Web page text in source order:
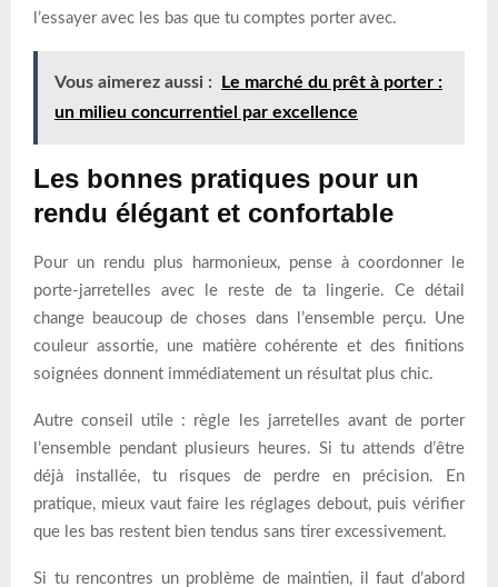
l’essayer avec les bas que tu comptes porter avec.
Vous aimerez aussi :
Le marché du prêt à porter :
un milieu concurrentiel par excellence
Les bonnes pratiques pour un
rendu élégant et confortable
Pour un rendu plus harmonieux, pense à coordonner le
porte-jarretelles avec le reste de ta lingerie. Ce détail
change beaucoup de choses dans l’ensemble perçu. Une
couleur assortie, une matière cohérente et des finitions
soignées donnent immédiatement un résultat plus chic.
Autre conseil utile : règle les jarretelles avant de porter
l’ensemble pendant plusieurs heures. Si tu attends d’être
déjà installée, tu risques de perdre en précision. En
pratique, mieux vaut faire les réglages debout, puis vérifier
que les bas restent bien tendus sans tirer excessivement.
Si tu rencontres un problème de maintien, il faut d’abord